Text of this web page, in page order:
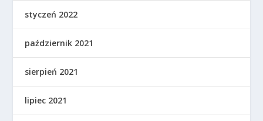
styczeń 2022
październik 2021
sierpień 2021
lipiec 2021